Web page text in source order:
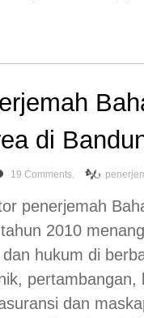
di
19 Comments.
penerjemah
2010
hukum di
dan